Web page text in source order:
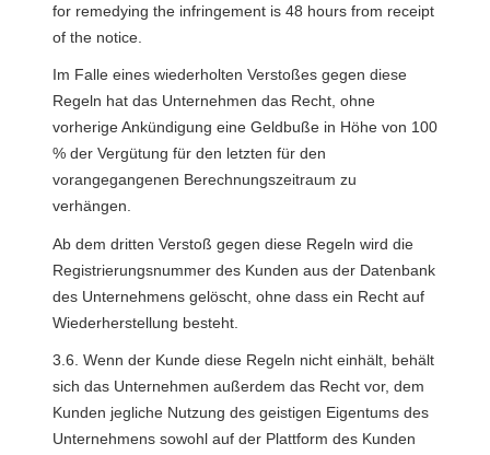
for remedying the infringement is 48 hours from receipt
of the notice.
Im Falle eines wiederholten Verstoßes gegen diese
Regeln hat das Unternehmen das Recht, ohne
vorherige Ankündigung eine Geldbuße in Höhe von 100
% der Vergütung für den letzten für den
vorangegangenen Berechnungszeitraum zu
verhängen.
Ab dem dritten Verstoß gegen diese Regeln wird die
Registrierungsnummer des Kunden aus der Datenbank
des Unternehmens gelöscht, ohne dass ein Recht auf
Wiederherstellung besteht.
3.6. Wenn der Kunde diese Regeln nicht einhält, behält
sich das Unternehmen außerdem das Recht vor, dem
Kunden jegliche Nutzung des geistigen Eigentums des
Unternehmens sowohl auf der Plattform des Kunden